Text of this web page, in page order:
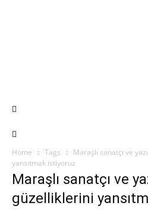
Home Tags
Maraşlı sanatçı ve
yansıtmak istiyoruz
Maraşlı sanatçı ve
güzelliklerini